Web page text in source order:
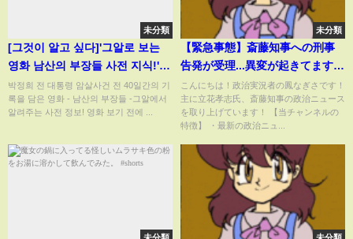
未分類
[그것이 알고 싶다]'그알로 보는
영화 남산의 부장들 사전 지식!' /
'Unanswered Questions'
Special | SBS NOW
박정희 전 대통령 암살사건 전 40일간의 기
록을 담은 영화 - 남산의 부장들 -그알에서
알려주는 사전 정보! 영화 보기 전에 ...
未分類
【緊急事態】斎藤知事への刑事
告発が受理...異変が起きてます
【立花孝志 斎藤元彦 兵庫県
NHK党 奥谷謙一 百条委員会】
こんにちは！政治実況者の鳳なぎさです！
主に立花孝志氏、斎藤知事の政治ニュース
を取り上げています！ 【当チャンネルの
特徴】 ・最新の政治ニュ...